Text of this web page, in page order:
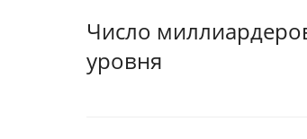
Число
уровня